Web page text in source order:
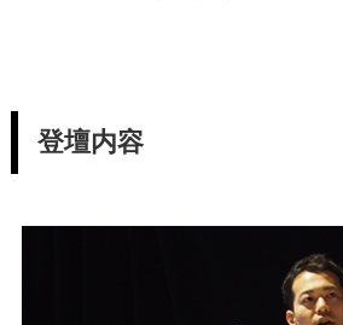
登壇内容